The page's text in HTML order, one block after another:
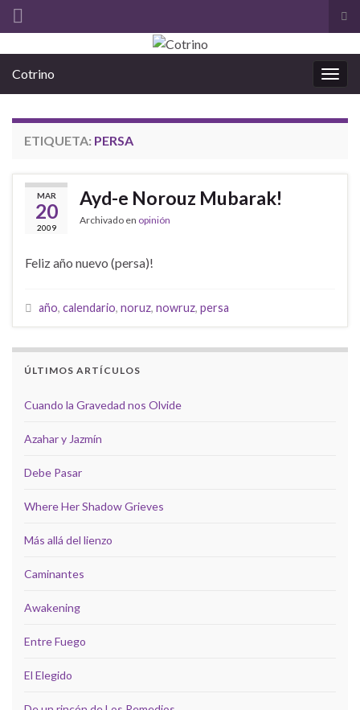
el
la
Cotrino
ETIQUETA: PERSA
MAR
20
2009
Ayd-e Norouz Mubarak!
Archivado en opinión
Feliz año nuevo (persa)!
año, calendario, noruz, nowruz, persa
ÚLTIMOS ARTÍCULOS
Cuando la Gravedad nos Olvide
Azahar y Jazmín
Debe Pasar
Where Her Shadow Grieves
Más allá del lienzo
Caminantes
Awakening
Entre Fuego
El Elegido